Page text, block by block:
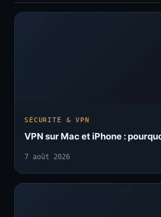
SÉCURITÉ & VPN
VPN sur Mac et iPhone :
7 août 2026